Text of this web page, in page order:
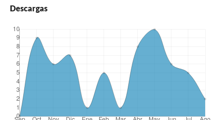
Descargas